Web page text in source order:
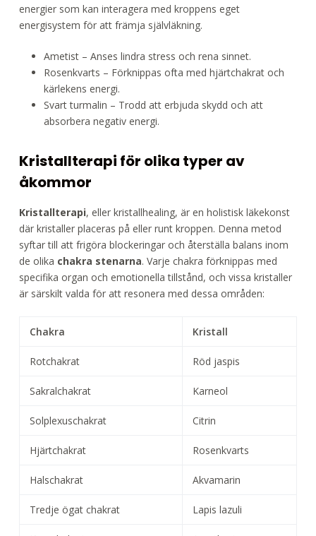
energier som kan interagera med kroppens eget
energisystem för att främja självläkning.
Ametist – Anses lindra stress och rena sinnet.
Rosenkvarts – Förknippas ofta med hjärtchakrat och
kärlekens energi.
Svart turmalin – Trodd att erbjuda skydd och att
absorbera negativ energi.
Kristallterapi för olika typer av
åkommor
Kristallterapi, eller kristallhealing, är en holistisk läkekonst
där kristaller placeras på eller runt kroppen. Denna metod
syftar till att frigöra blockeringar och återställa balans inom
de olika chakra stenarna. Varje chakra förknippas med
specifika organ och emotionella tillstånd, och vissa kristaller
är särskilt valda för att resonera med dessa områden:
Chakra Kristall
Rotchakrat Röd jaspis
Sakralchakrat Karneol
Solplexuschakrat Citrin
Hjärtchakrat Rosenkvarts
Halschakrat Akvamarin
Tredje ögat chakrat Lapis lazuli